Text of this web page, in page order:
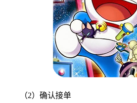
（2）确认接单